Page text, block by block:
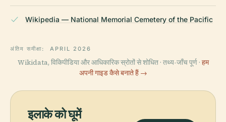
Wikipedia — National Memorial Cemetery of the Pacific
अंतिम समीक्षा: APRIL 2026
Wikidata, विकिपीडिया और आधिकारिक स्रोतों से शोधित · तथ्य-जाँच पूर्ण · हम
अपनी गाइड कैसे बनाते हैं →
इलाके को घूमें